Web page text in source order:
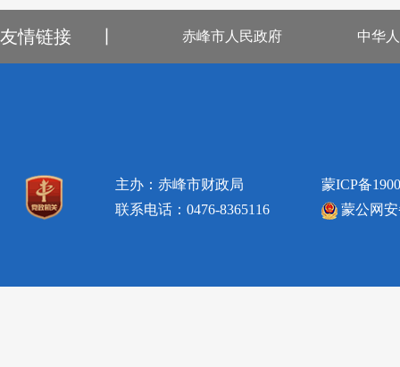
友情链接 赤峰市人民政府 中华
主办：赤峰市财政局
联系电话：0476-8365116
蒙ICP备
蒙公网安